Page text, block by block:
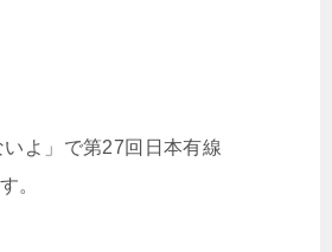
よ」で第27回日本有線
。